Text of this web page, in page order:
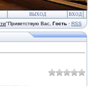
ВЫХОД ВХОД
"Приветствую Вас Гость · RSS